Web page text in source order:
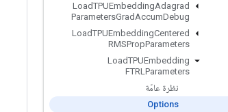
LoadTPUEmbeddingAdagrad
ParametersGradAccumDebug
LoadTPUEmbeddingCentered
RMSPropParameters
LoadTPUEmbedding
FTRLParameters
نظرة عامّة
Options